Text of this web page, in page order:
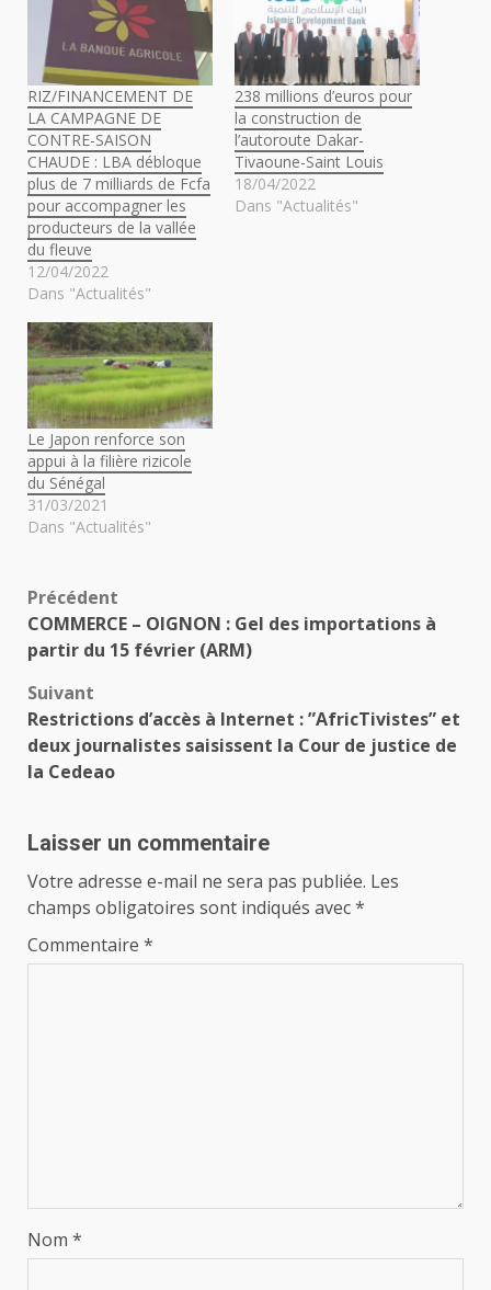
RIZ/FINANCEMENT DE
LA CAMPAGNE DE
CONTRE-SAISON
CHAUDE : LBA débloque
plus de 7 milliards de Fcfa
pour accompagner les
producteurs de la vallée
du fleuve
12/04/2022
Dans "Actualités"
238 millions d’euros pour
la construction de
l’autoroute Dakar-
Tivaoune-Saint Louis
18/04/2022
Dans "Actualités"
Le Japon renforce son
appui à la filière rizicole
du Sénégal
31/03/2021
Dans "Actualités"
Navigation
d’article
Précédent
COMMERCE – OIGNON : Gel des importations à
partir du 15 février (ARM)
Suivant
Restrictions d’accès à Internet : ”AfricTivistes” et
deux journalistes saisissent la Cour de justice de
la Cedeao
Laisser un commentaire
Votre adresse e-mail ne sera pas publiée. Les
champs obligatoires sont indiqués avec*
Commentaire *
Nom *